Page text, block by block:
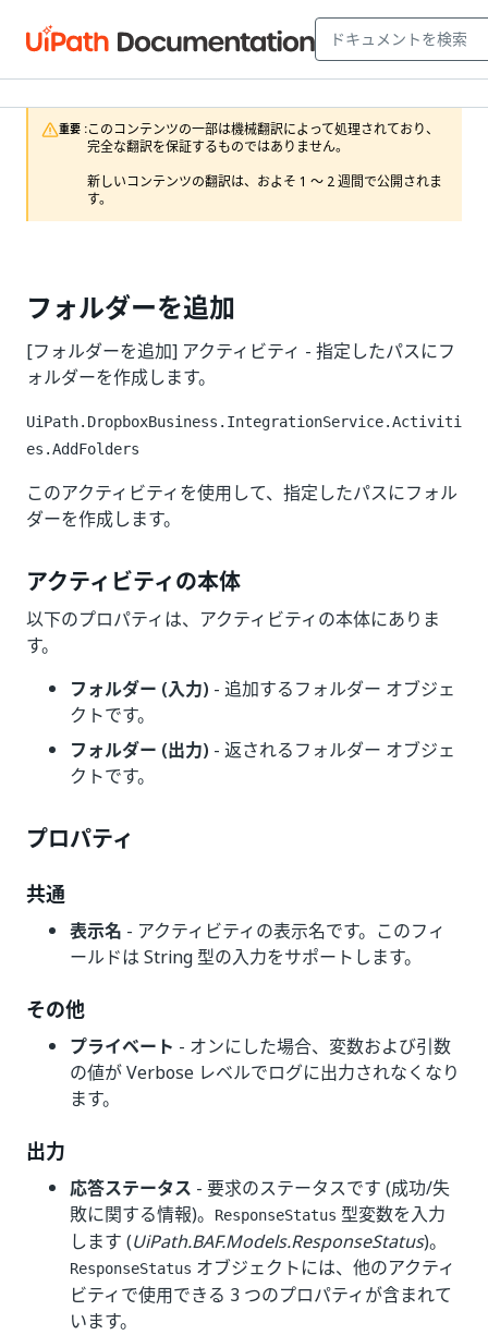
重要 :このコンテンツの一部は機械翻訳によって処理されており、
完全な翻訳を保証するものではありません。
新しいコンテンツの翻訳は、およそ 1 ～ 2 週間で公開されま
す。
フォルダーを追加
[フォルダーを追加] アクティビティ - 指定したパスにフ
ォルダーを作成します。
UiPath.DropboxBusiness.IntegrationService.Activiti
es.AddFolders
このアクティビティを使用して、指定したパスにフォル
ダーを作成します。
アクティビティの本体
以下のプロパティは、アクティビティの本体にありま
す。
フォルダー (入力) - 追加するフォルダー オブジェ
クトです。
フォルダー (出力) - 返されるフォルダー オブジェ
クトです。
プロパティ
共通
表示名 - アクティビティの表示名です。このフィ
ールドは String 型の入力をサポートします。
その他
プライベート - オンにした場合、変数および引数
の値が Verbose レベルでログに出力されなくなり
ます。
出力
応答ステータス - 要求のステータスです (成功/失
敗に関する情報)。
ResponseStatus 型変数を入力
します (UiPath.BAF.Models.ResponseStatus)。
ResponseStatus オブジェクトには、他のアクティ
ビティで使用できる 3 つのプロパティが含まれて
います。